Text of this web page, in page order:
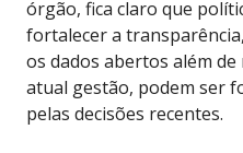
órgão, fica claro que
fortalecer a
os dados abertos além
atual gestão, podem ser
pelas decisões recentes.